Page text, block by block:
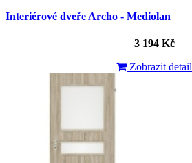
Interiérové dveře Archo - Mediolan
3 194 Kč
Zobrazit detail